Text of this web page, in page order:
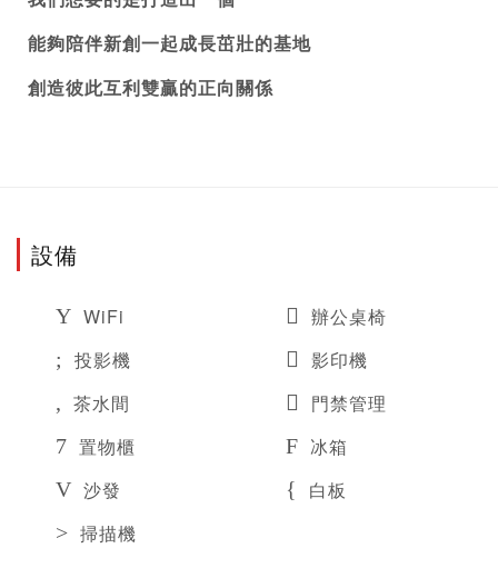
能夠陪伴新創一起成長茁壯的基地
創造彼此互利雙贏的正向關係
設備
WiFi
辦公桌椅
投影機
影印機
茶水間
門禁管理
置物櫃
冰箱
沙發
白板
掃描機